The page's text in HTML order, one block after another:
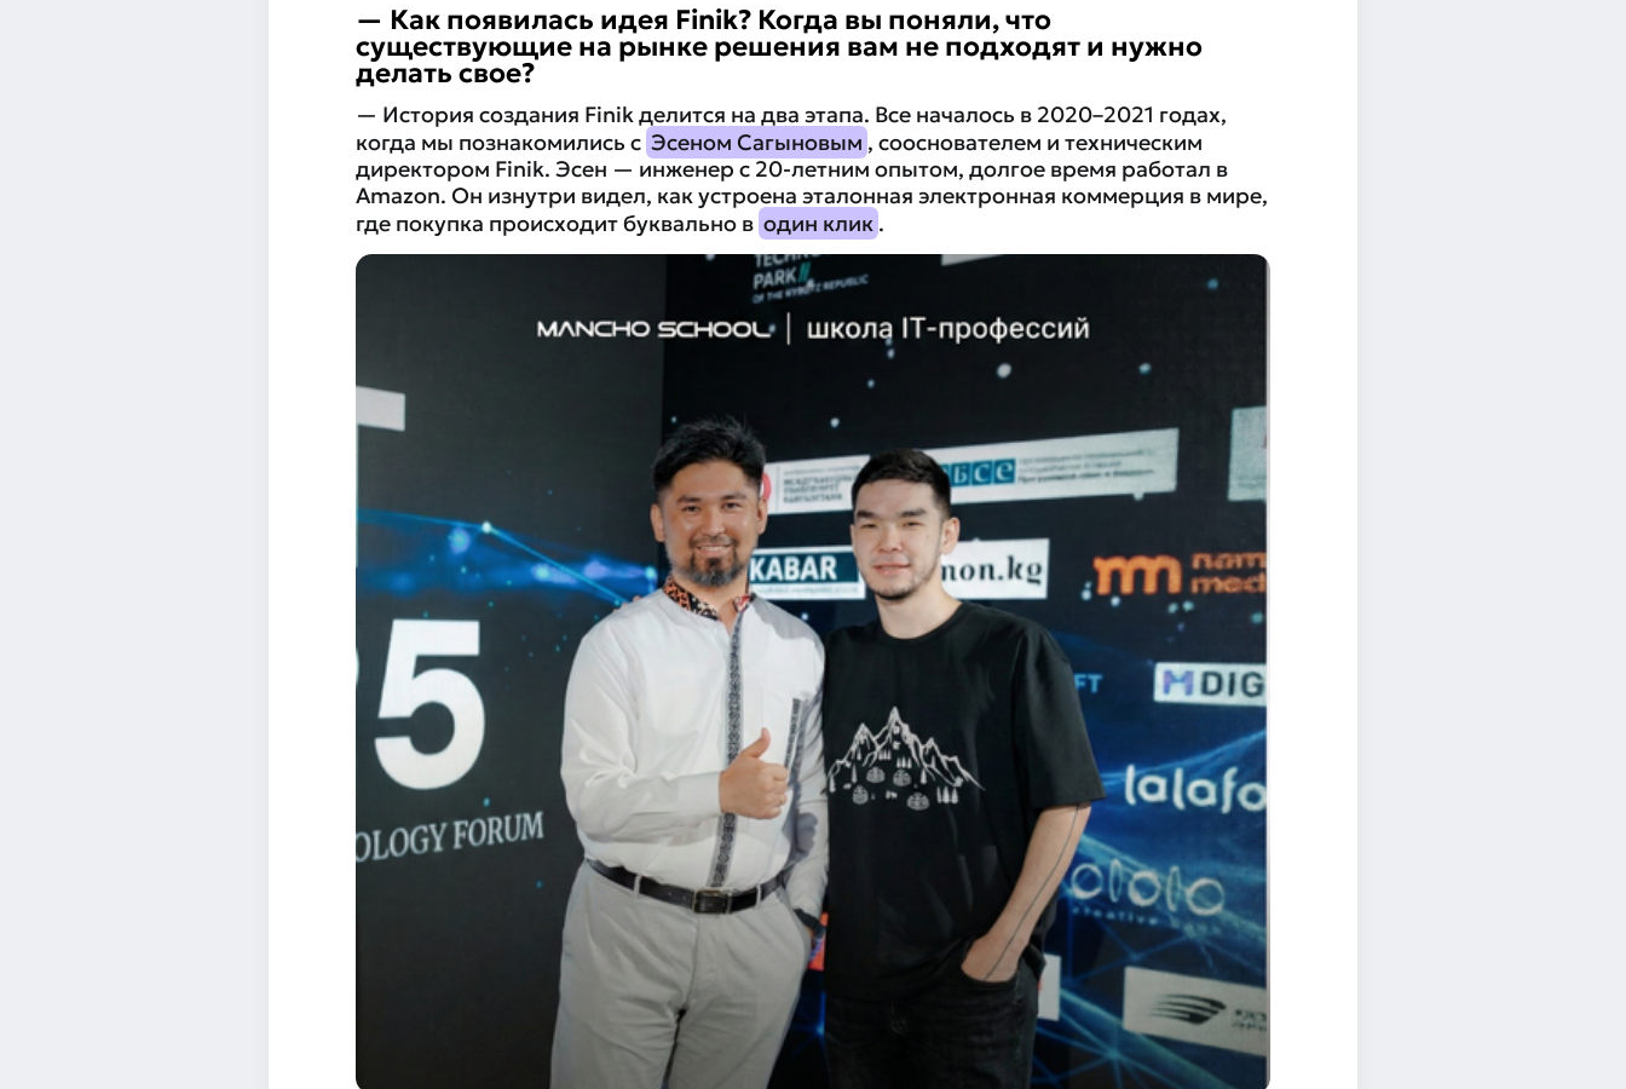
— Как появилась идея Finik? Когда вы поняли, что
существующие на рынке решения вам не подходят и нужно
делать свое?
— История создания Finik делится на два этапа. Все началось в 2020–2021 годах,
когда мы познакомились с Эсеном Сагыновым , сооснователем и техническим
директором Finik. Эсен — инженер с 20-летним опытом, долгое время работал в
Amazon. Он изнутри видел, как устроена эталонная электронная коммерция в мире,
где покупка происходит буквально в один клик .